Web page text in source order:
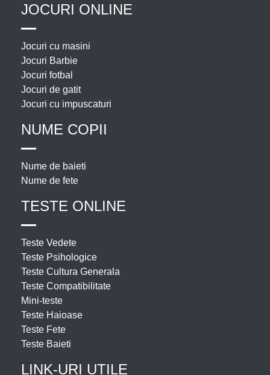
JOCURI ONLINE
Jocuri cu masini
Jocuri Barbie
Jocuri fotbal
Jocuri de gatit
Jocuri cu impuscaturi
NUME COPII
Nume de baieti
Nume de fete
TESTE ONLINE
Teste Vedete
Teste Psihologice
Teste Cultura Generala
Teste Compatibilitate
Mini-teste
Teste Haioase
Teste Fete
Teste Baieti
LINK-URI UTILE